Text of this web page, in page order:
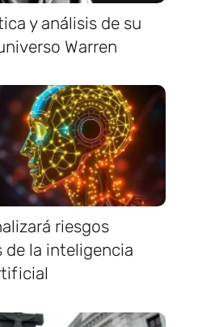
y análisis de su
Warren
riesgos
la inteligencia